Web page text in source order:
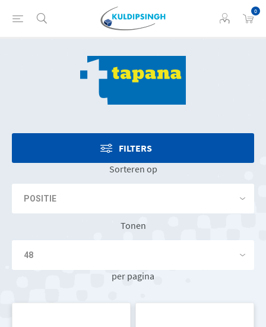
0
FILTERS
Sorteren op
Tonen
per pagina